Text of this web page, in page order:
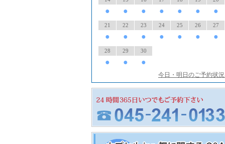
● ● ● ● ● ● ●
21
●
22
●
23
●
24
●
25
●
26
●
27
●
28
●
29
●
30
●
今日・明日のご予約状